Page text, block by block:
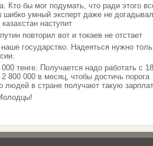
бы мог подумать, что ради этого
шибко умный эксперт даже не
наступит
повторил вот и токаев не отстает
государство. Надеяться нужно
тенге. Получается надо работать с
800 000 в месяц, чтобы достичь порога
людей в стране получают такую